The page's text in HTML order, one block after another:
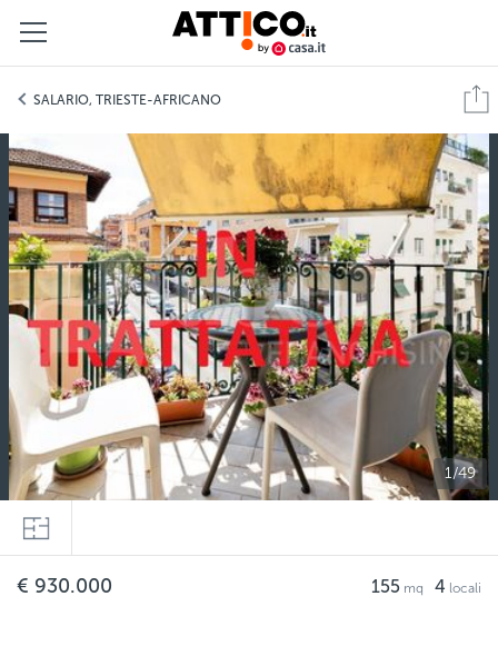
SALARIO, TRIESTE-AFRICANO
€ 930.000 155 4
1/49